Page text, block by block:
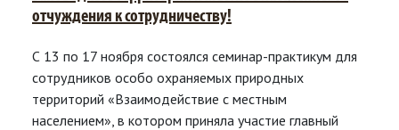
отчуждения к сотрудничеству!
С 13 по 17 ноября состоялся семинар-практикум для
сотрудников особо охраняемых природных
территорий «Взаимодействие с местным
населением», в котором приняла участие главный